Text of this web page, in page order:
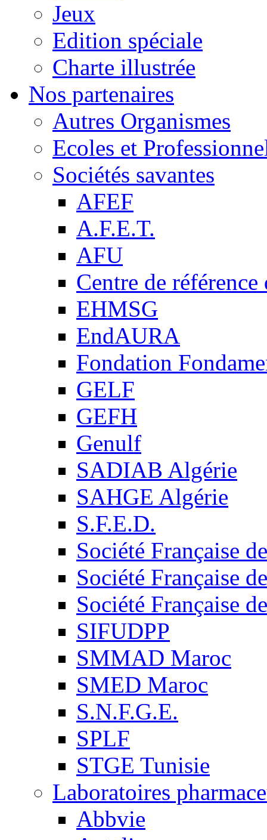
Jeux
Edition spéciale
Charte illustrée
Nos partenaires
Autres Organismes
Ecoles et
Sociétés savantes
AFEF
A.F.E.T.
AFU
Centre de
EHMSG
EndAURA
Fondation
GELF
GEFH
Genulf
SADIAB Algérie
SAHGE Algérie
S.F.E.D.
Société Française
Société Française
Société Française
SIFUDPP
SMMAD Maroc
SMED Maroc
S.N.F.G.E.
SPLF
STGE Tunisie
Laboratoires
Abbvie